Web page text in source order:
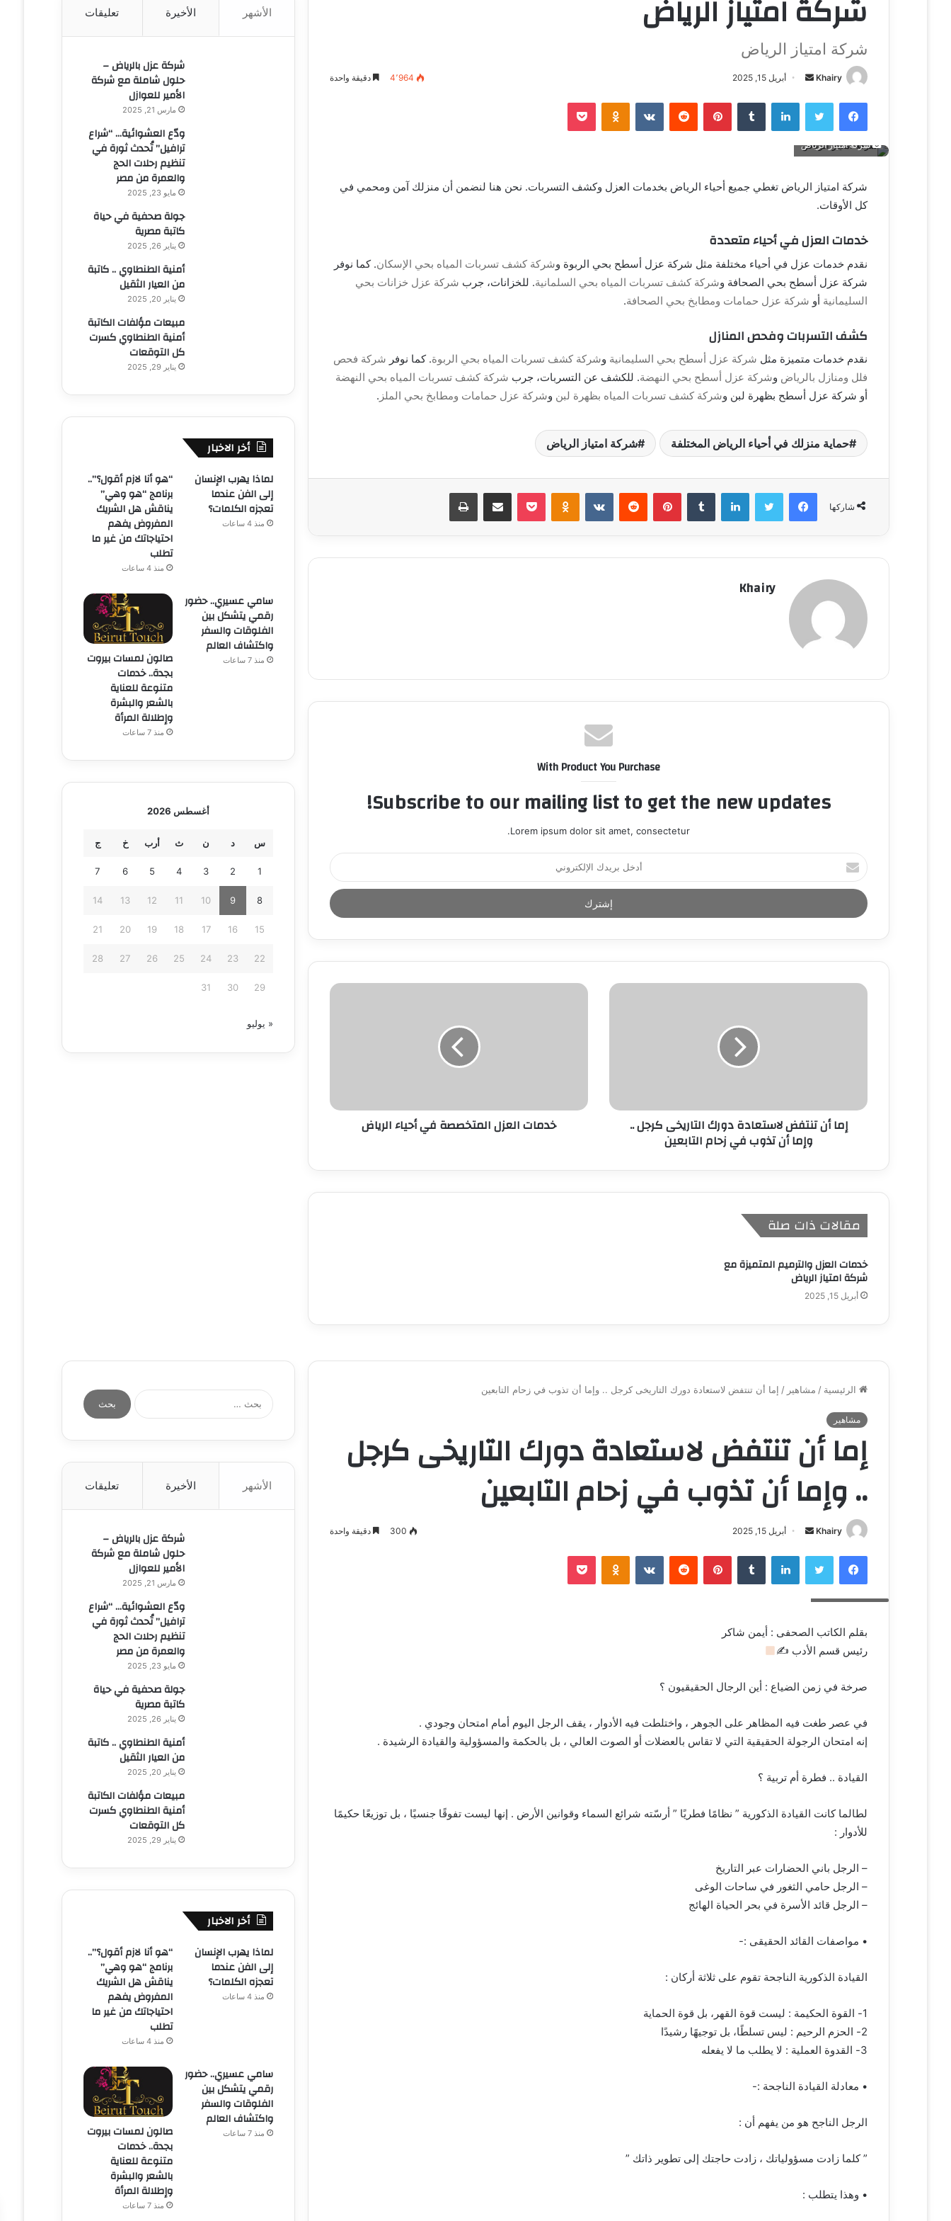
شركة امتياز الرياض
شركة امتياز الرياض
Khairy
أ
ل
ب
د
ل
ك
ت
ر
ن
أبريل 15, 2025 4٬964 دقيقة واحدة
فيسبوك تويتر لينكدإن ‏Tumblr بينتيريست ‏Reddit
‏VKontakte
Odnoklassniki بوكيت
شركة امتياز الرياض
شركة امتياز الرياض تغطي جميع أحياء الرياض بخدمات العزل وكشف التسربات. نحن هنا لنضمن أن منزلك آمن ومحمي في
كل الأوقات.
خدمات العزل في أحياء متعددة
نقدم خدمات عزل في أحياء مختلفة مثل شركة عزل أسطح بحي الربوة وشركة كشف تسربات المياه بحي الإسكان. كما نوفر
شركة عزل أسطح بحي الصحافة وشركة كشف تسربات المياه بحي السلمانية. للخزانات، جرب شركة عزل خزانات بحي
السليمانية أو شركة عزل حمامات ومطابخ بحي الصحافة.
كشف التسربات وفحص المنازل
نقدم خدمات متميزة مثل شركة عزل أسطح بحي السليمانية وشركة كشف تسربات المياه بحي الربوة. كما نوفر شركة فحص
فلل ومنازل بالرياض وشركة عزل أسطح بحي النهضة. للكشف عن التسربات، جرب شركة كشف تسربات المياه بحي النهضة
أو شركة عزل أسطح بظهرة لبن وشركة كشف تسربات المياه بظهرة لبن وشركة عزل حمامات ومطابخ بحي الملز .
حماية منزلك في أحياء الرياض المختلفة شركة امتياز الرياض
شاركها
فيسبوك تويتر لينكدإن ‏Tumblr بينتيريست ‏Reddit
‏VKontakte
Odnoklassniki بوكيت مشاركة عبر البريد طباعة
Khairy
With Product You Purchase
Subscribe to our mailing list to get the new updates!
Lorem ipsum dolor sit amet, consectetur.
أ
د
خ
ل
د
ا
إما أن تنتفض لاستعادة دورك التاريخى كرجل ..
وإما أن تذوب في زحام التابعين
خدمات العزل المتخصصة في أحياء الرياض
مقالات ذات صلة
خدمات العزل والترميم المتميزة مع
شركة امتياز الرياض
أبريل 15, 2025
الأشهر الأخيرة تعليقات
شركة عزل بالرياض –
حلول شاملة مع شركة
الأمير للعوازل
مارس 21, 2025
ودّع العشوائية… “شراع
ترافيل” تُحدث ثورة في
تنظيم رحلات الحج
والعمرة من مصر
مايو 23, 2025
جولة صحفية في حياة
كاتبة مصرية
يناير 26, 2025
أمنية الطنطاوي .. كاتبة
من العيار الثقيل
يناير 20, 2025
مبيعات مؤلفات الكاتبة
أمنية الطنطاوي كسرت
كل التوقعات
يناير 29, 2025
أخر الاخبار
لماذا يهرب الإنسان
إلى الفن عندما
تعجزه الكلمات؟
منذ 4 ساعات
“هو أنا لازم أقول؟”..
برنامج “هو وهي”
يناقش هل الشريك
المفروض يفهم
احتياجاتك من غير ما
تطلب
منذ 4 ساعات
سامي عسيري.. حضور
رقمي يتشكل بين
الفلوقات والسفر
واكتشاف العالم
منذ 7 ساعات
صالون لمسات بيروت
بجدة.. خدمات
متنوعة للعناية
بالشعر والبشرة
وإطلالة المرأة
منذ 7 ساعات
أغسطس 2026
س د ن ث أرب خ ج
1
2
3
4
5
6
7
8
9
10
11
12
13
14
15
16
17
18
19
20
21
22
23
24
25
26
27
28
29
30
31
« يوليو